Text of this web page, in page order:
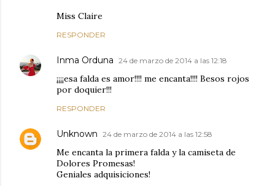
Miss Claire
RESPONDER
Inma Orduna 24 de marzo de 2014 a las 12:18
¡¡¡¡esa falda es amor!!!! me encanta!!!! Besos rojos
por doquier!!!
RESPONDER
Unknown 24 de marzo de 2014 a las 12:58
Me encanta la primera falda y la camiseta de
Dolores Promesas!
Geniales adquisiciones!